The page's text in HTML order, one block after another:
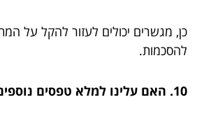
כן, מגשרים יכולים לעזור להקל על
להסכמות.
10. האם עלינו למלא טפסים נוספים?